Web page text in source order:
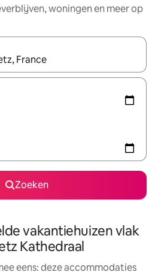
woningen en meer op
beschikbaar zijn, maak je een keuze
Zoeken
vakantiehuizen vlak
Kathedraal
eens: deze accommodaties